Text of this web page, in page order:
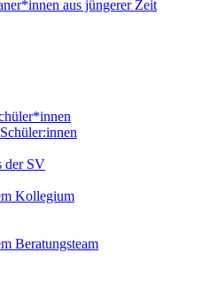
aus jüngerer Zeit
der SV
Kollegium
Beratungsteam